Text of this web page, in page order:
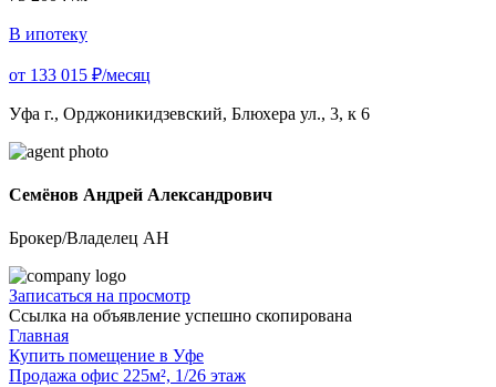
В ипотеку
от 133 015 ₽/месяц
Уфа г., Орджоникидзевский, Блюхера ул., 3, к 6
Семёнов Андрей Александрович
Брокер/Владелец АН
Записаться на просмотр
Ссылка на объявление успешно скопирована
Главная
Купить помещение в Уфе
Продажа офис 225м², 1/26 этаж